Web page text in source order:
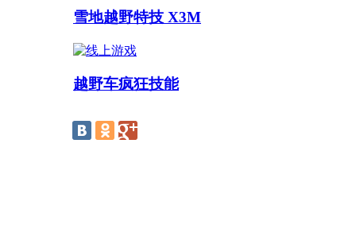
雪地越野特技 X3M
越野车疯狂技能